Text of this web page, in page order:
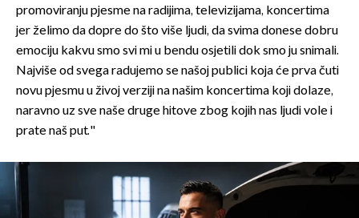
promoviranju pjesme na radijima, televizijama, koncertima
jer želimo da dopre do što više ljudi, da svima donese dobru
emociju kakvu smo svi mi u bendu osjetili dok smo ju snimali.
Najviše od svega radujemo se našoj publici koja će prva čuti
novu pjesmu u živoj verziji na našim koncertima koji dolaze,
naravno uz sve naše druge hitove zbog kojih nas ljudi vole i
prate naš put."